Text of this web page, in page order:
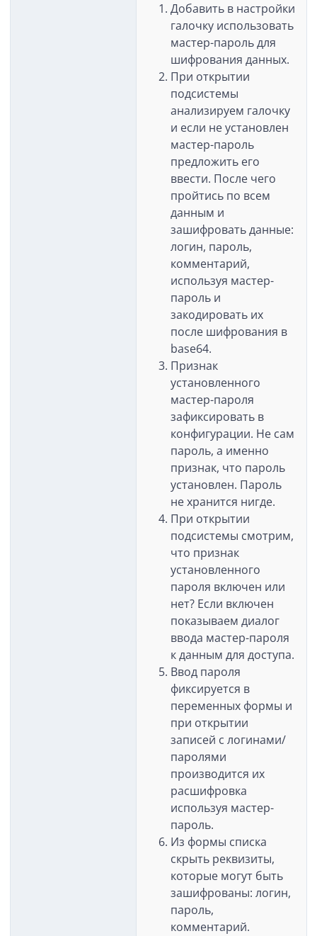
Добавить в настройки
галочку использовать
мастер-пароль для
шифрования данных.
При открытии
подсистемы
анализируем галочку
и если не установлен
мастер-пароль
предложить его
ввести. После чего
пройтись по всем
данным и
зашифровать данные:
логин, пароль,
комментарий,
используя мастер-
пароль и
закодировать их
после шифрования в
base64.
Признак
установленного
мастер-пароля
зафиксировать в
конфигурации. Не сам
пароль, а именно
признак, что пароль
установлен. Пароль
не хранится нигде.
При открытии
подсистемы смотрим,
что признак
установленного
пароля включен или
нет? Если включен
показываем диалог
ввода мастер-пароля
к данным для доступа.
Ввод пароля
фиксируется в
переменных формы и
при открытии
записей с логинами/
паролями
производится их
расшифровка
используя мастер-
пароль.
Из формы списка
скрыть реквизиты,
которые могут быть
зашифрованы: логин,
пароль,
комментарий.